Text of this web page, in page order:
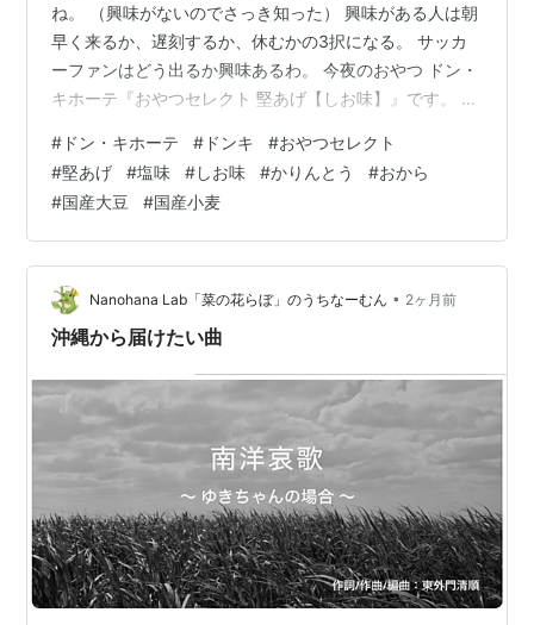
ね。 （興味がないのでさっき知った） 興味がある人は朝
早く来るか、遅刻するか、休むかの3択になる。 サッカ
ーファンはどう出るか興味あるわ。 今夜のおやつ ドン・
キホーテ『おやつセレクト 堅あげ【しお味】』です。 浅
思って珍しい塩味だったので興味が出てしまった。 堅さ
があるので歯と歯茎には気を付けようと思います。 『お
やつセレクト 堅あげ【しお味】』は国産小麦100％使
用、生地に北海道産てんさい糖と国産大豆で作られたお
からを練り込んで仕上げた噛めば噛むほどクセになるお
菓子です。 税込み106円。 …
# ドン・キホーテ # ドンキ #おやつセレクト
#堅あげ #塩味 #しお味 #かりんとう #おから
#国産大豆 #国産小麦
Nanohana Lab「菜の花らぼ」のうちなーむん • 2ヶ月前
沖縄から届けたい曲